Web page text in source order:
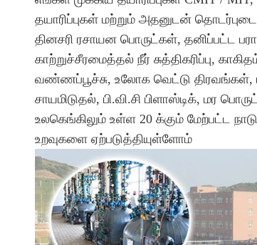
தயாரிப்புகள் மற்றும் அதனுடன்
தினசரி ரசாயன பொருட்கள், தனிப்பட்ட
காற்றுச்சீரமைத்தல் நீர் சுத்திகரிப்பு,
வண்ணப்பூச்சு, உலோக வெட்டு திரவங்கள்,
சாயமிடுதல், பி.வி.சி பிளாஸ்டிக், மர
உலகெங்கிலும் உள்ள 20 க்கும் மேற்பட்ட
உறவுகளை ஏற்படுத்தியுள்ளோம்